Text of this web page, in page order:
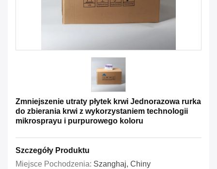
Zmniejszenie utraty płytek krwi Jednorazowa rurka
do zbierania krwi z wykorzystaniem technologii
mikrosprayu i purpurowego koloru
Szczegóły Produktu
Miejsce Pochodzenia: Szanghaj, Chiny